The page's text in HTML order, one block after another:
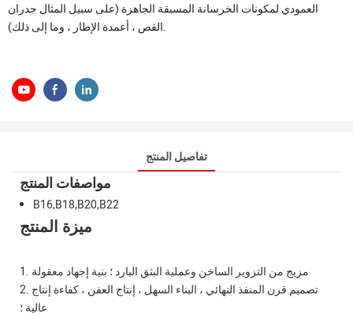
العمودي لمكونات الخرسانة المسبقة الجاهزة (على سبيل المثال جدران
القص ، أعمدة الإطار ، وما إلى ذلك).
تفاصيل المنتج
مواصفات المنتج
B16,B18,B20,B22
ميزة المنتج
1. مزيج من التزوير الساخن وعملية البثق البارد ؛ بنية إجهاد معقولة
2. تصميم قرن المنفذ النهائي ، البناء السهل ، إنتاج العفن ، كفاءة إنتاج
عالية ؛